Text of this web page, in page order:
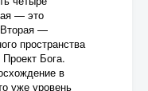
— это
Вторая —
пространства
Бога.
в
уже уровень